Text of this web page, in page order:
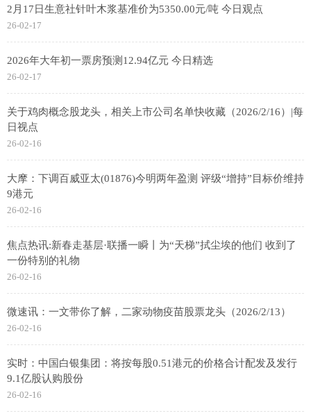
2月17日生意社针叶木浆基准价为5350.00元/吨 今日观点
26-02-17
2026年大年初一票房预测12.94亿元 今日精选
26-02-17
关于鸡肉概念股龙头，相关上市公司名单快收藏（2026/2/16）|每
日视点
26-02-16
大摩：下调百威亚太(01876)今明两年盈测 评级“增持”目标价维持
9港元
26-02-16
焦点热讯:新春走基层·联播一瞬丨为“天梯”拭尘埃的他们 收到了
一份特别的礼物
26-02-16
微速讯：一文带你了解，二家动物疫苗股票龙头（2026/2/13）
26-02-16
实时：中国白银集团：将按每股0.51港元的价格合计配发及发行
9.1亿股认购股份
26-02-16